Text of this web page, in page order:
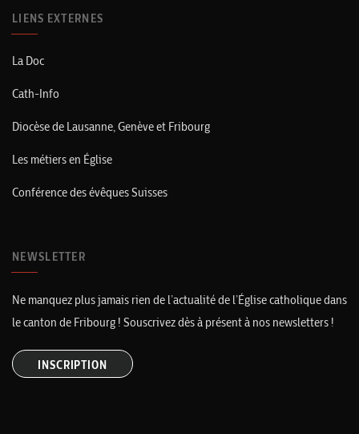
LIENS EXTERNES
La Doc
Cath-Info
Diocèse de Lausanne, Genève et Fribourg
Les métiers en Église
Conférence des évêques Suisses
NEWSLETTER
Ne manquez plus jamais rien de l’actualité de l’Église catholique dans
le canton de Fribourg ! Souscrivez dès à présent à nos newsletters !
INSCRIPTION